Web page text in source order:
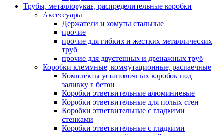
Трубы, металлорукав, распределительные коробки
Аксессуары
Держатели и хомуты стальные
прочие
прочие для гибких и жестких металлических
труб
прочие для двустенных и дренажных труб
Коробки клеммные, коммутационные, распаечные
Комплекты установочных коробок под
заливку в бетон
Коробки ответвительные алюминиевые
Коробки ответвительные для полых стен
Коробки ответвительные с гладкими
стенками
Коробки ответвительные с гладкими